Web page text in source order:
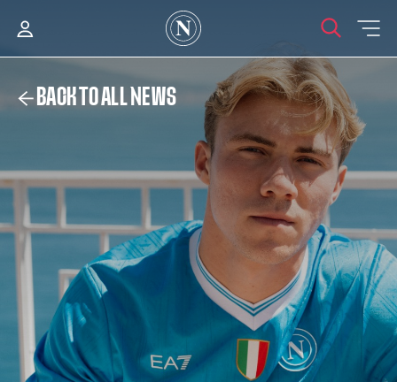
BACK TO ALL NEWS